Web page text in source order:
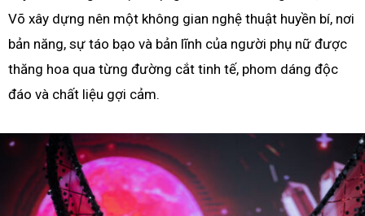
Võ xây dựng nên một không gian nghệ thuật huyền bí, nơi
bản năng, sự táo bạo và bản lĩnh của người phụ nữ được
thăng hoa qua từng đường cắt tinh tế, phom dáng độc
đáo và chất liệu gợi cảm.